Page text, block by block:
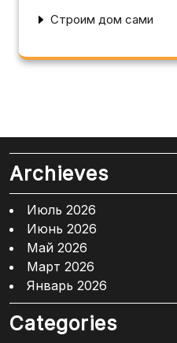
Строим дом сами
Archieves
Июль 2026
Июнь 2026
Май 2026
Март 2026
Январь 2026
Categories